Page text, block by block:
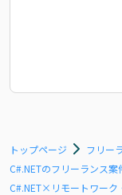
トップページ
フリー
C#.NETのフリーランス案
C#.NET×リモートワーク